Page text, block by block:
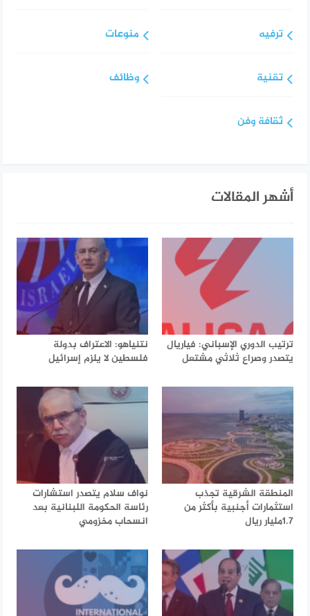
ترفيه
تقنية
ثقافة وفن
منوعات
وظائف
أشهر المقالات
ترتيب الدوري الإسباني: فياريال
يتصدر وصراع ثلاثي مشتعل
نتنياهو: الاعتراف بدولة
فلسطين لا يلزم إسرائيل
المنطقة الشرقية تجذب
استثمارات أجنبية بأكثر من
1.7مليار ريال
نواف سلام يتصدر استشارات
رئاسة الحكومة اللبنانية بعد
انسحاب مخزومي